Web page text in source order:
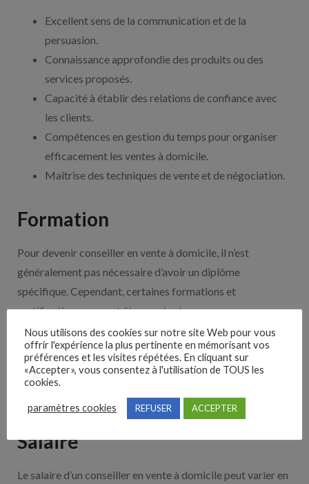
Excellent sens de la communication et de la
persuasion.
Connaissance approfondie des produits ou des
services proposés.
Capacité à établir des relations de confiance avec
les clients.
Compétences en gestion du temps pour organiser
efficacement les ventes à domicile.
Maîtrise des techniques de vente et de négociation.
Formation
Pour devenir conseiller en vente à domicile, il n’est
généralement pas nécessaire d’avoir un diplôme
spécifique. Cependant, certaines formations et
certifications peuvent être un atout :
Formation en Techniques de Venteproposée par
des organismes de formation professionnelle.
Certification en Vente Directedélivrée par des
associations professionnelles.
Salaire
Le salaire d’un conseiller en vente à domicile peut varier en
Nous utilisons des cookies sur notre site Web pour vous
offrir l'expérience la plus pertinente en mémorisant vos
préférences et les visites répétées. En cliquant sur
«Accepter», vous consentez à l'utilisation de TOUS les
cookies.
paramètres cookies REFUSER ACCEPTER